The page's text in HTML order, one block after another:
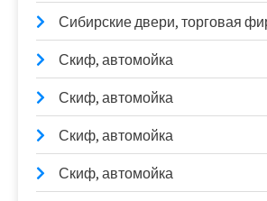
Сибирские двери, торговая
Скиф, автомойка
Скиф, автомойка
Скиф, автомойка
Скиф, автомойка